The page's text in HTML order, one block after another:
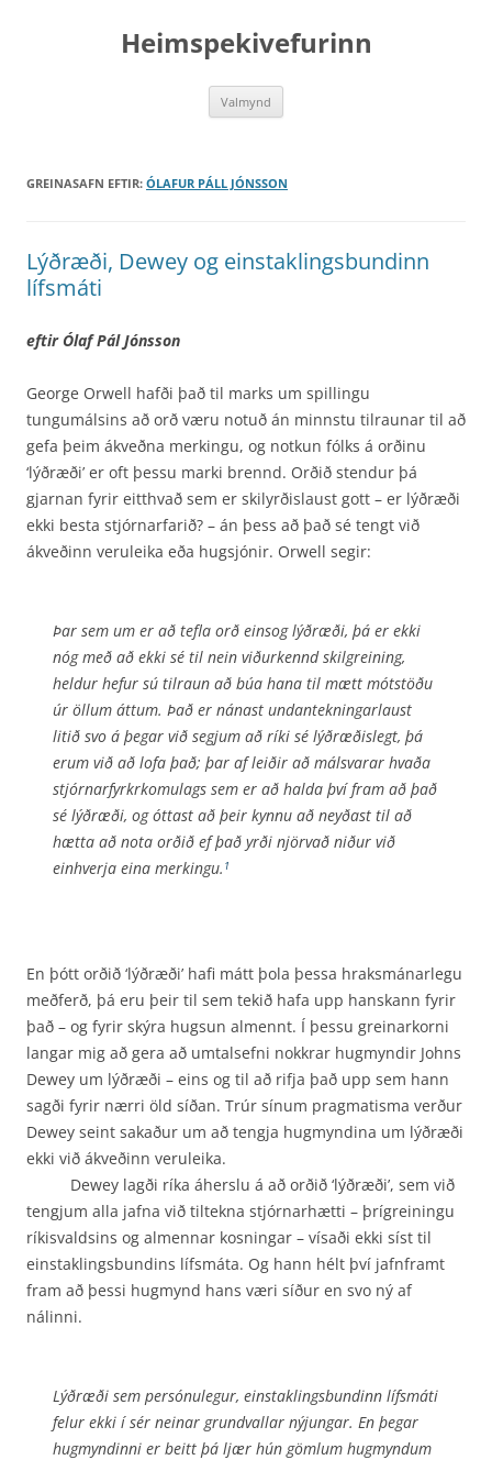
Heimspekivefurinn
Valmynd
GREINASAFN EFTIR: ÓLAFUR PÁLL JÓNSSON
Lýðræði, Dewey og einstaklingsbundinn
lífsmáti
eftir Ólaf Pál Jónsson
George Orwell hafði það til marks um spillingu
tungumálsins að orð væru notuð án minnstu tilraunar til að
gefa þeim ákveðna merkingu, og notkun fólks á orðinu
‘lýðræði’ er oft þessu marki brennd. Orðið stendur þá
gjarnan fyrir eitthvað sem er skilyrðislaust gott – er lýðræði
ekki besta stjórnarfarið? – án þess að það sé tengt við
ákveðinn veruleika eða hugsjónir. Orwell segir:
Þar sem um er að tefla orð einsog lýðræði, þá er ekki
nóg með að ekki sé til nein viðurkennd skilgreining,
heldur hefur sú tilraun að búa hana til mætt mót­stöðu
úr öllum áttum. Það er nánast undantekningarlaust
litið svo á þegar við segjum að ríki sé lýðræðislegt, þá
erum við að lofa það; þar af leiðir að málsvarar hvaða
stjórnarfyrkrkomulags sem er að halda því fram að það
sé lýðræði, og óttast að þeir kynnu að neyðast til að
hætta að nota orðið ef það yrði njörvað niður við
einhverja eina merkingu. 1
En þótt orðið ‘lýðræði’ hafi mátt þola þessa hraksmánarlegu
meðferð, þá eru þeir til sem tekið hafa upp hanskann fyrir
það – og fyrir skýra hugsun almennt. Í þessu greinarkorni
langar mig að gera að umtalsefni nokkrar hugmyndir Johns
Dewey um lýðræði – eins og til að rifja það upp sem hann
sagði fyrir nærri öld síðan. Trúr sínum pragmatisma verður
Dewey seint sakaður um að tengja hugmyndina um lýðræði
ekki við ákveðinn veruleika.
Dewey lagði ríka áherslu á að orðið ‘lýðræði’, sem við
tengjum alla jafna við tiltekna stjórnarhætti – þrígreiningu
ríkisvaldsins og almennar kosningar – vísaði ekki síst til
einstak­lingsbundins lífsmáta. Og hann hélt því jafnframt
fram að þessi hugmynd hans væri síður en svo ný af
nálinni.
Lýðræði sem persónulegur, einstaklingsbundinn lífsmáti
felur ekki í sér neinar grundvallar nýjungar. En þegar
hugmyndinni er beitt þá ljær hún gömlum hug­myndum